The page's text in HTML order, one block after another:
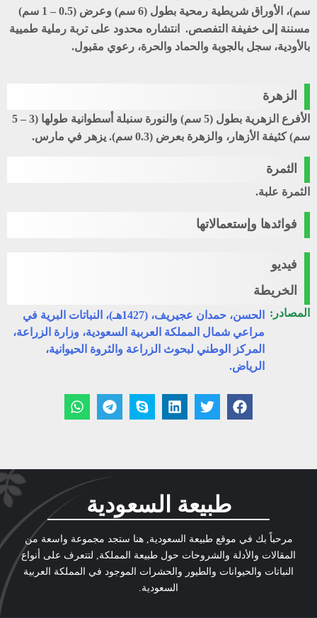
سم)، الأوراق شريطية رمحية بطول (6 سم) وعرض (0.5 – 1 سم)
مسننة إلى خفيفة التفصص. انتشاره محدود على تربة رملية طميية
بالأودية، سجل بالجوبة والحماد والحرة، رعوي مقبول.
الزهرة
الأفرع الزهرية بطول (5 سم) والنورة سنبلة أسطوانية طولها (3 – 5
سم) كثيفة الأزهار، والزهرة بعرض (0.3 سم). يزهر في مارس.
الثمرة
الثمرة علبة.
فوائدها وإستعمالاتها
فيديو
الخريطة
المصادر:
الحسن، حمدان عجيريف، (1427هـ)، النباتات البرية في
مراعي شمال المملكة العربية السعودية، وزارة الزراعة،
المركز الوطني لبحوث الزراعة والثروة الحيوانية،
الرياض.
طبيعة السعودية
مرحباً بك في موقع طبيعة السعودية, هنا ستجد مجموعة واسعة من
المقالات والأدلة والشروحات حول طبيعة المملكة, لتتعرف على أنواع
النباتات والحيوانات والطيور والحشرات الموجود في المملكة العربية
السعودية.